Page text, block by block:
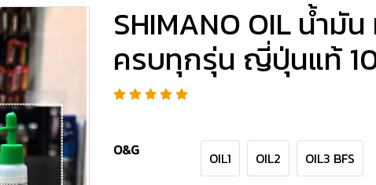
SHIMANO OIL น้ำมั
ครบทุกรุ่น ญี่ปุ่นแท้
O&G OIL1 OIL2 OIL3 BFS